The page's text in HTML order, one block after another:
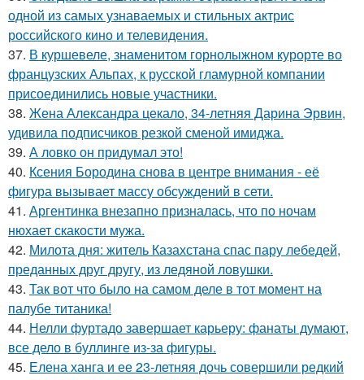
одной из самых узнаваемых и стильных актрис
российского кино и телевидения.
37. В куршевеле, знаменитом горнолыжном курорте во
французских Альпах, к русской гламурной компании
присоединились новые участники.
38. Жена Александра цекало, 34-летняя Дарина Эрвин,
удивила подписчиков резкой сменой имиджа.
39. А ловко он придумал это!
40. Ксения Бородина снова в центре внимания - её
фигура вызывает массу обсуждений в сети.
41. Аргентинка внезапно призналась, что по ночам
нюхает скакости мужа.
42. Милота дня: житель Казахстана спас пару лебедей,
преданных друг другу, из ледяной ловушки.
43. Так вот что было на самом деле в тот момент на
палубе титаника!
44. Нелли фуртадо завершает карьеру: фанаты думают,
все дело в буллинге из-за фигуры.
45. Елена ханга и ее 23-летняя дочь совершили редкий